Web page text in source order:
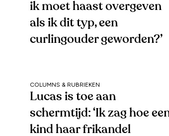
ik moet haast overgeven
als ik dit typ, een
curlingouder geworden?’
COLUMNS & RUBRIEKEN
Lucas is toe aan
schermtijd: ‘Ik zag hoe
kind haar frikandel